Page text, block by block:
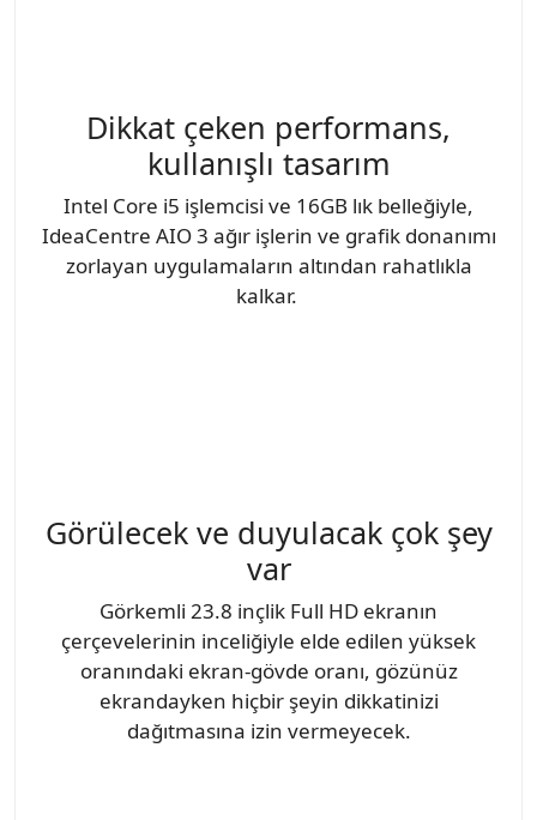
Dikkat çeken performans,
kullanışlı tasarım
Intel Core i5 işlemcisi ve 16GB lık belleğiyle,
IdeaCentre AIO 3 ağır işlerin ve grafik donanımı
zorlayan uygulamaların altından rahatlıkla
kalkar.
Görülecek ve duyulacak çok şey
var
Görkemli 23.8 inçlik Full HD ekranın
çerçevelerinin inceliğiyle elde edilen yüksek
oranındaki ekran-gövde oranı, gözünüz
ekrandayken hiçbir şeyin dikkatinizi
dağıtmasına izin vermeyecek.